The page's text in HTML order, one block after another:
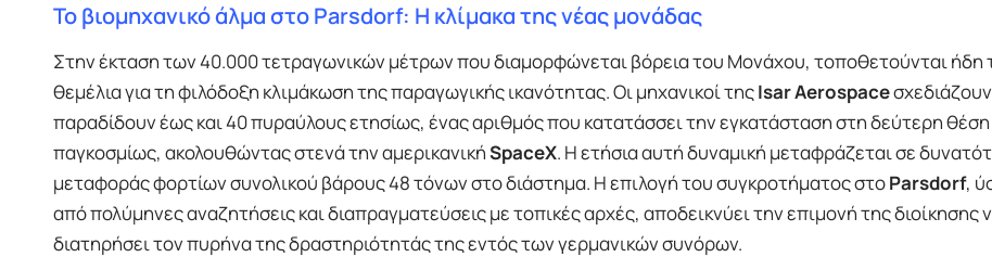
Το βιομηχανικό άλμα στο Parsdorf: Η κλίμακα της νέας μονάδας
Στην έκταση των 40.000 τετραγωνικών μέτρων που διαμορφώνεται βόρεια του Μονάχου, τοποθετούνται ήδη
θεμέλια για τη φιλόδοξη κλιμάκωση της παραγωγικής ικανότητας. Οι μηχανικοί τηςIsar Aerospace
παραδίδουν έως και 40 πυραύλους ετησίως, ένας αριθμός που κατατάσσει την εγκατάσταση στη δεύτερη θέση
παγκοσμίως, ακολουθώντας στενά την αμερικανικήSpaceX. Η ετήσια αυτή δυναμική μεταφράζεται σε
μεταφοράς φορτίων συνολικού βάρους 48 τόνων στο διάστημα. Η επιλογή του συγκροτήματος στοParsdorf,
από πολύμηνες αναζητήσεις και διαπραγματεύσεις με τοπικές αρχές, αποδεικνύει την επιμονή της διοίκησης
διατηρήσει τον πυρήνα της δραστηριότητάς της εντός των γερμανικών συνόρων.